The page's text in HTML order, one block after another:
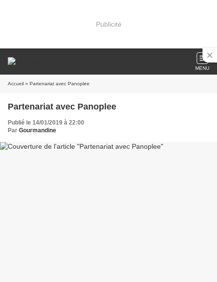
Publicité
MENU
Accueil » Partenariat avec Panoplee
Partenariat avec Panoplee
Publié le 14/01/2019 à 22:00
Par Gourmandine